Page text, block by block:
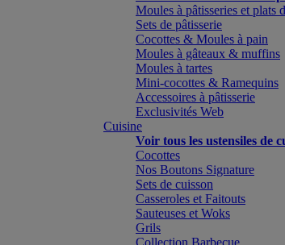
Moules à pâtisseries et plats
Sets de pâtisserie
Cocottes & Moules à pain
Moules à gâteaux & muffins
Moules à tartes
Mini-cocottes & Ramequins
Accessoires à pâtisserie
Exclusivités Web
Cuisine
Voir tous les ustensiles de
Cocottes
Nos Boutons Signature
Sets de cuisson
Casseroles et Faitouts
Sauteuses et Woks
Grils
Collection Barbecue